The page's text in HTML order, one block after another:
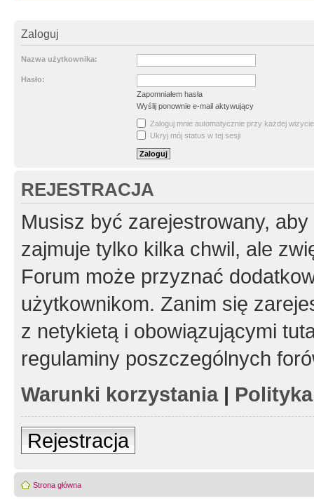
Zaloguj
Nazwa użytkownika:
Hasło:
Zapomniałem hasła
Wyślij ponownie e-mail aktywujący
Zaloguj mnie automatycznie przy każdej wizycie
Ukryj mój status w tej sesji
REJESTRACJA
Musisz być zarejestrowany,
zajmuje tylko kilka chwil, ale
Forum może przyznać
użytkownikom. Zanim się
z netykietą i obowiązującymi
regulaminy poszczególnych
Warunki korzystania|
Rejestracja
Strona główna